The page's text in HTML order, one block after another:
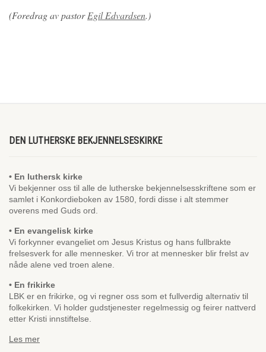
(Foredrag av pastorEgil Edvardsen.)
DEN LUTHERSKE BEKJENNELSESKIRKE
• En luthersk kirke
Vi bekjenner oss til alle de lutherske bekjennelsesskriftene som er
samlet i Konkordieboken av 1580, fordi disse i alt stemmer
overens med Guds ord.
• En evangelisk kirke
Vi forkynner evangeliet om Jesus Kristus og hans fullbrakte
frelsesverk for alle mennesker. Vi tror at mennesker blir frelst av
nåde alene ved troen alene.
• En frikirke
LBK er en frikirke, og vi regner oss som et fullverdig alternativ til
folkekirken. Vi holder gudstjenester regelmessig og feirer nattverd
etter Kristi innstiftelse.
Les mer